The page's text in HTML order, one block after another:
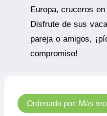
Europa, cruceros
Disfrute de sus
pareja o amigos,
compromiso!